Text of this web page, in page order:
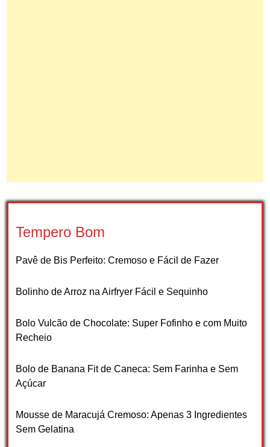
Tempero Bom
Pavê de Bis Perfeito: Cremoso e Fácil de Fazer
Bolinho de Arroz na Airfryer Fácil e Sequinho
Bolo Vulcão de Chocolate: Super Fofinho e com Muito
Recheio
Bolo de Banana Fit de Caneca: Sem Farinha e Sem
Açúcar
Mousse de Maracujá Cremoso: Apenas 3 Ingredientes
Sem Gelatina